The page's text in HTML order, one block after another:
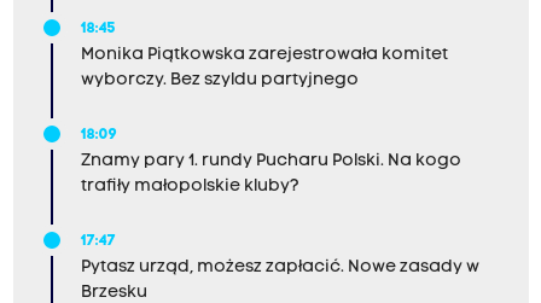
18:45
Monika Piątkowska zarejestrowała komitet
wyborczy. Bez szyldu partyjnego
18:09
Znamy pary 1. rundy Pucharu Polski. Na kogo
trafiły małopolskie kluby?
17:47
Pytasz urząd, możesz zapłacić. Nowe zasady w
Brzesku